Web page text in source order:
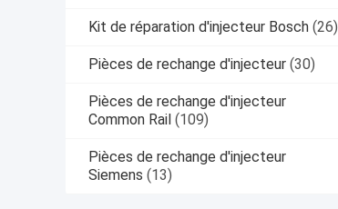
Kit de réparation d'injecteur Bosch (26)
Pièces de rechange d'injecteur (30)
Pièces de rechange d'injecteur
Common Rail (109)
Pièces de rechange d'injecteur
Siemens (13)